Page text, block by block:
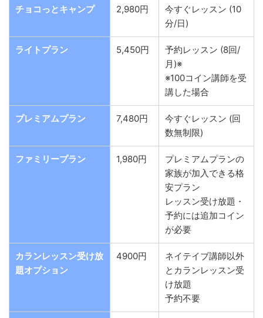
チョコっとキャンプ 2,980円
今すぐレッスン (10
分/日)
ライトプラン 5,450円
予約レッスン (8回/
月)※
※100コイン講師を受
講した場合
プレミアムプラン 7,480円
今すぐレッスン (回
数無制限)
ファミリープラン 1,980円
プレミアムプランの
家族が加入できる格
安プラン
レッスン受け放題・
予約には追加コイン
が必要
カランレッスン受け放
題オプション
4900円
ネイテイブ講師以外
とカランレッスン受
け放題
予約不要